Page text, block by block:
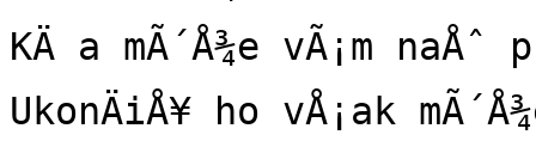
KÄ a mÃ´Å¾e vÃ¡m
UkonÄiÅ¥ ho vÅ¡ak